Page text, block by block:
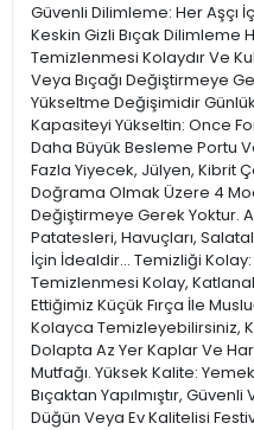
Güvenli Dilimleme: Her Aşçı
Keskin Gizli Bıçak Dilimleme
Temizlenmesi Kolaydır Ve
Veya Bıçağı Değiştirmeye
Yükseltme Değişimidir
Kapasiteyi Yükseltin: Once
Daha Büyük Besleme Portu
Fazla Yiyecek, Jülyen, Kibrit
Doğrama Olmak Üzere 4
Değiştirmeye Gerek Yoktur.
Patatesleri, Havuçları,
İçin İdealdir… Temizliği Kolay:
Temizlenmesi Kolay,
Ettiğimiz Küçük Fırça İle
Kolayca Temizleyebilirsiniz,
Dolapta Az Yer Kaplar Ve
Mutfağı. Yüksek Kalite:
Bıçaktan Yapılmıştır,
Düğün Veya Ev Kalitelisi